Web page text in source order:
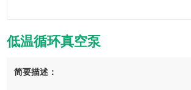
低温循环真空泵
简要描述：